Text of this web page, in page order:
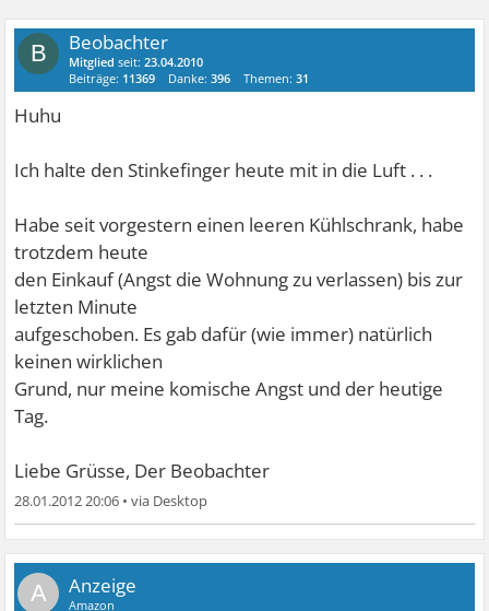
B Beobachter
Mitglied seit:23.04.2010
Beiträge: 11369 Danke:396 Themen:31
Huhu
Ich halte den Stinkefinger heute mit in die Luft . . .
Habe seit vorgestern einen leeren Kühlschrank, habe
trotzdem heute
den Einkauf (Angst die Wohnung zu verlassen) bis zur
letzten Minute
aufgeschoben. Es gab dafür (wie immer) natürlich
keinen wirklichen
Grund, nur meine komische Angst und der heutige
Tag.
Liebe Grüsse, Der Beobachter
28.01.2012 20:06 •
A